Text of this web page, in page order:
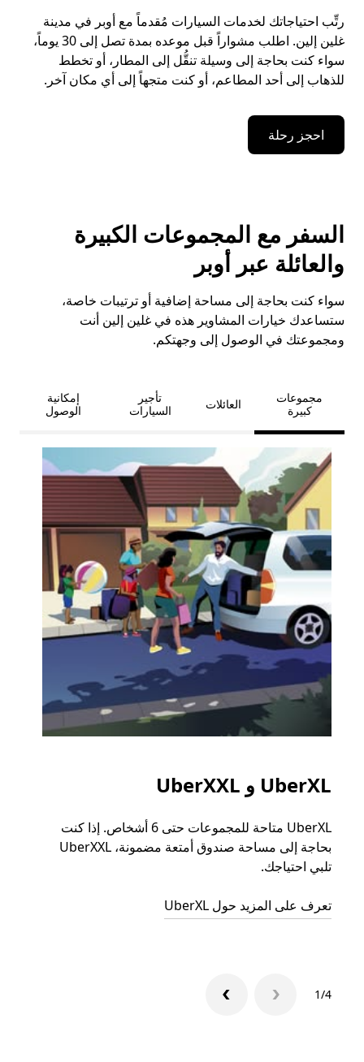
رتِّب احتياجاتك لخدمات السيارات مُقدماً مع أوبر في مدينة
غلين إلين. اطلب مشواراً قبل موعده بمدة تصل إلى 30 يوماً،
سواء كنت بحاجة إلى وسيلة تنقُّل إلى المطار، أو تخطط
للذهاب إلى أحد المطاعم، أو كنت متجهاً إلى أي مكان آخر.
احجز رحلة
السفر مع المجموعات الكبيرة
والعائلة عبر أوبر
سواء كنت بحاجة إلى مساحة إضافية أو ترتيبات خاصة،
ستساعدك خيارات المشاوير هذه في غلين إلين أنت
ومجموعتك في الوصول إلى وجهتكم.
مجموعات
كبيرة
العائلات
تأجير
السيارات
إمكانية
الوصول
UberXL و UberXXL
UberXL متاحة للمجموعات حتى 6 أشخاص. إذا كنت
بحاجة إلى مساحة صندوق أمتعة مضمونة، UberXXL
تلبي احتياجك.
تعرف على المزيد حول UberXL
1/4